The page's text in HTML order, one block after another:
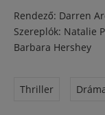
Rendező: Darren
Szereplók: Natalie
Barbara Hershey
Thriller